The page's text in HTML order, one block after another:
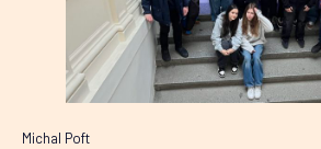
Michal Poft